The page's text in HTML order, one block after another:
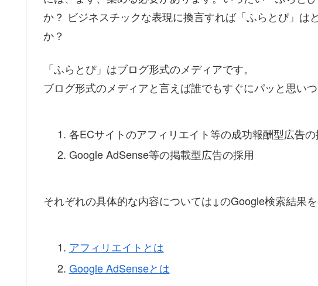
か？ ビジネスチックな表現に換言すれば「ふらとぴ」は
か？
「ふらとぴ」はブログ形式のメディアです。
ブログ形式のメディアと言えば誰でもすぐにパッと思い
各ECサイトのアフィリエイト等の成功報酬型広告の
Google AdSense等の掲載型広告の採用
それぞれの具体的な内容については↓のGoogle検索結果を
アフィリエイトとは
Google AdSenseとは